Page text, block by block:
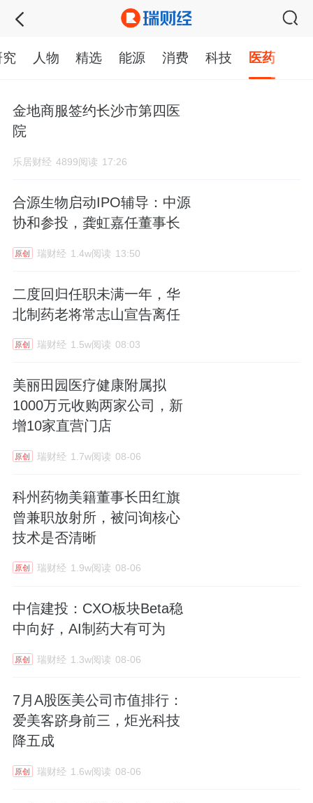
人物 精选 能源 消费 科技 医药
金地商服签约长沙市第四医
院
乐居财经 4899阅读 17:26
合源生物启动IPO辅导：中源
协和参投，龚虹嘉任董事长
原创 瑞财经 1.4w阅读 13:50
二度回归任职未满一年，华
北制药老将常志山宣告离任
原创 瑞财经 1.5w阅读 08:03
美丽田园医疗健康附属拟
1000万元收购两家公司，新
增10家直营门店
原创 瑞财经 1.7w阅读 08-06
科州药物美籍董事长田红旗
曾兼职放射所，被问询核心
技术是否清晰
原创 瑞财经 1.9w阅读 08-06
中信建投：CXO板块Beta稳
中向好，AI制药大有可为
原创 瑞财经 1.3w阅读 08-06
7月A股医美公司市值排行：
爱美客跻身前三，炬光科技
降五成
原创 瑞财经 1.6w阅读 08-06